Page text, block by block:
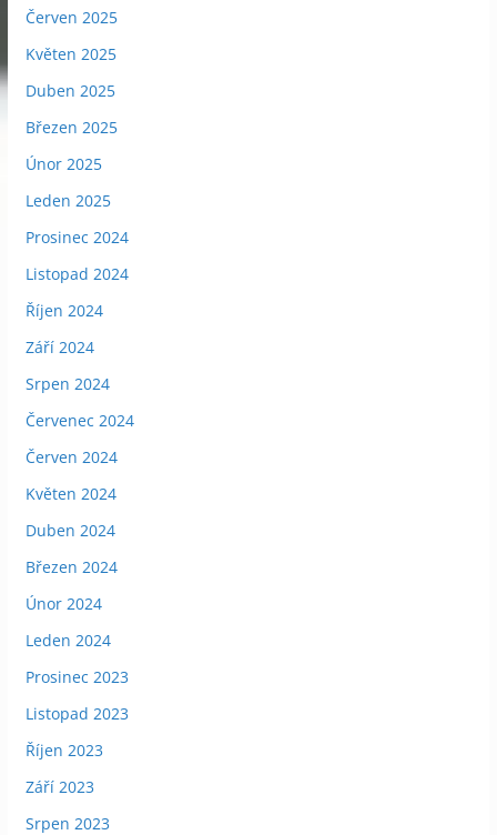
Červen 2025
Květen 2025
Duben 2025
Březen 2025
Únor 2025
Leden 2025
Prosinec 2024
Listopad 2024
Říjen 2024
Září 2024
Srpen 2024
Červenec 2024
Červen 2024
Květen 2024
Duben 2024
Březen 2024
Únor 2024
Leden 2024
Prosinec 2023
Listopad 2023
Říjen 2023
Září 2023
Srpen 2023